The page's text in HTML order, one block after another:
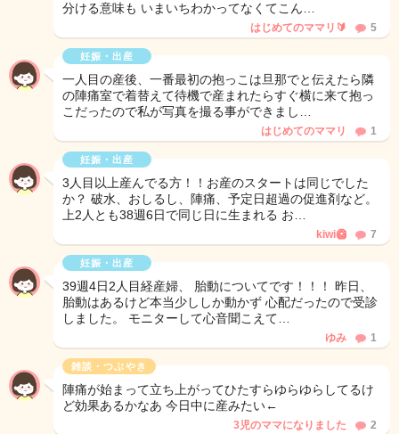
分ける意味も いまいちわかってなくてこん…
はじめてのママリ🔰 5
妊娠・出産
一人目の産後、一番最初の抱っこは旦那でと伝えたら隣
の陣痛室で着替えて待機で産まれたらすぐ横に来て抱っ
こだったので私が写真を撮る事ができまし…
はじめてのママリ 1
妊娠・出産
3人目以上産んでる方！！お産のスタートは同じでした
か？ 破水、おしるし、陣痛、予定日超過の促進剤など。
上2人とも38週6日で同じ日に生まれる お…
kiwi🥝 7
妊娠・出産
39週4日2人目経産婦、 胎動についてです！！！ 昨日、
胎動はあるけど本当少ししか動かず 心配だったので受診
しました。 モニターして心音聞こえて…
ゆみ 1
雑談・つぶやき
陣痛が始まって立ち上がってひたすらゆらゆらしてるけ
ど効果あるかなあ 今日中に産みたい←
3児のママになりました 2